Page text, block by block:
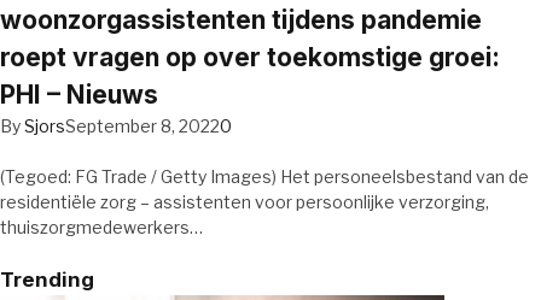
woonzorgassistenten tijdens pandemie
roept vragen op over toekomstige groei:
PHI – Nieuws
BySjorsSeptember 8, 20220
(Tegoed: FG Trade / Getty Images) Het personeelsbestand van de
residentiële zorg – assistenten voor persoonlijke verzorging,
thuiszorgmedewerkers…
Trending